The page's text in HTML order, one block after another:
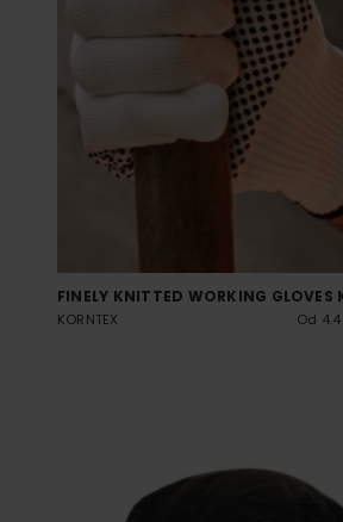
FINELY KNITTED WORKING GLOVES
KORNTEX Od